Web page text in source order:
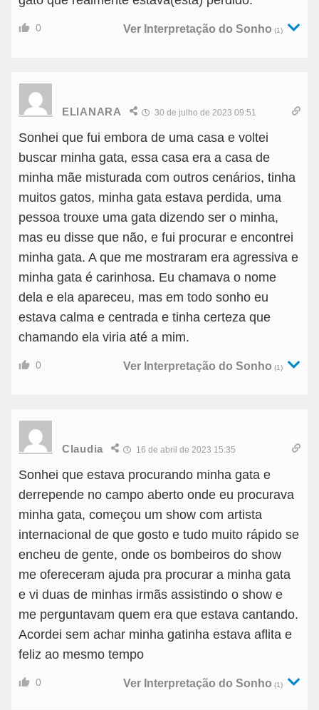
0 Ver Interpretação do Sonho (1)
ELIANARA 30 de julho de 2023 09:51
Sonhei que fui embora de uma casa e voltei
buscar minha gata, essa casa era a casa de
minha mãe misturada com outros cenários, tinha
muitos gatos, minha gata estava perdida, uma
pessoa trouxe uma gata dizendo ser o minha,
mas eu disse que não, e fui procurar e encontrei
minha gata. A que me mostraram era agressiva e
minha gata é carinhosa. Eu chamava o nome
dela e ela apareceu, mas em todo sonho eu
estava calma e centrada e tinha certeza que
chamando ela viria até a mim.
0 Ver Interpretação do Sonho (1)
Claudia 16 de abril de 2023 15:35
Sonhei que estava procurando minha gata e
derrepende no campo aberto onde eu procurava
minha gata, começou um show com artista
internacional de que gosto e tudo muito rápido se
encheu de gente, onde os bombeiros do show
me ofereceram ajuda pra procurar a minha gata
e vi duas de minhas irmãs assistindo o show e
me perguntavam quem era que estava cantando.
Acordei sem achar minha gatinha estava aflita e
feliz ao mesmo tempo
0 Ver Interpretação do Sonho (1)